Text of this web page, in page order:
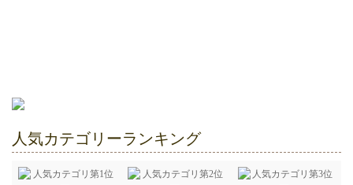
人気カテゴリーランキング